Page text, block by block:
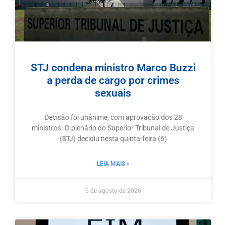
STJ condena ministro Marco Buzzi
a perda de cargo por crimes
sexuais
Decisão foi unânime, com aprovação dos 28
ministros. O plenário do Superior Tribunal de Justiça
(STJ) decidiu nesta quinta-feira (6)
LEIA MAIS »
6 de agosto de 2026